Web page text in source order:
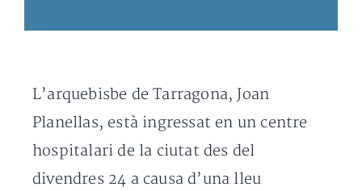
L’arquebisbe de Tarragona, Joan
Planellas, està ingressat en un centre
hospitalari de la ciutat des del
divendres 24 a causa d’una lleu